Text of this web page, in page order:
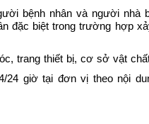
bệnh nhân và người nhà
đặc biệt trong trường hợp
trang thiết bị, cơ sở vật
24 giờ tại đơn vị theo nội